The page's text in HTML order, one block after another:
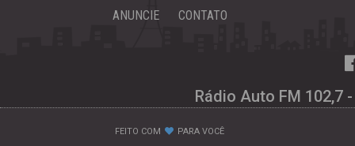
ANUNCIE
CONTATO
Rádio Auto FM 102,7
FEITO COM PARA VOCÊ